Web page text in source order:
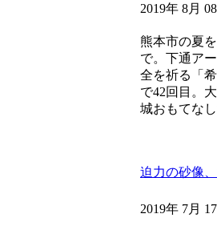
2019年 8月
熊本市の夏
で。下通ア
全を祈る「
で42回目。
城おもてな
迫力の砂像
2019年 7月